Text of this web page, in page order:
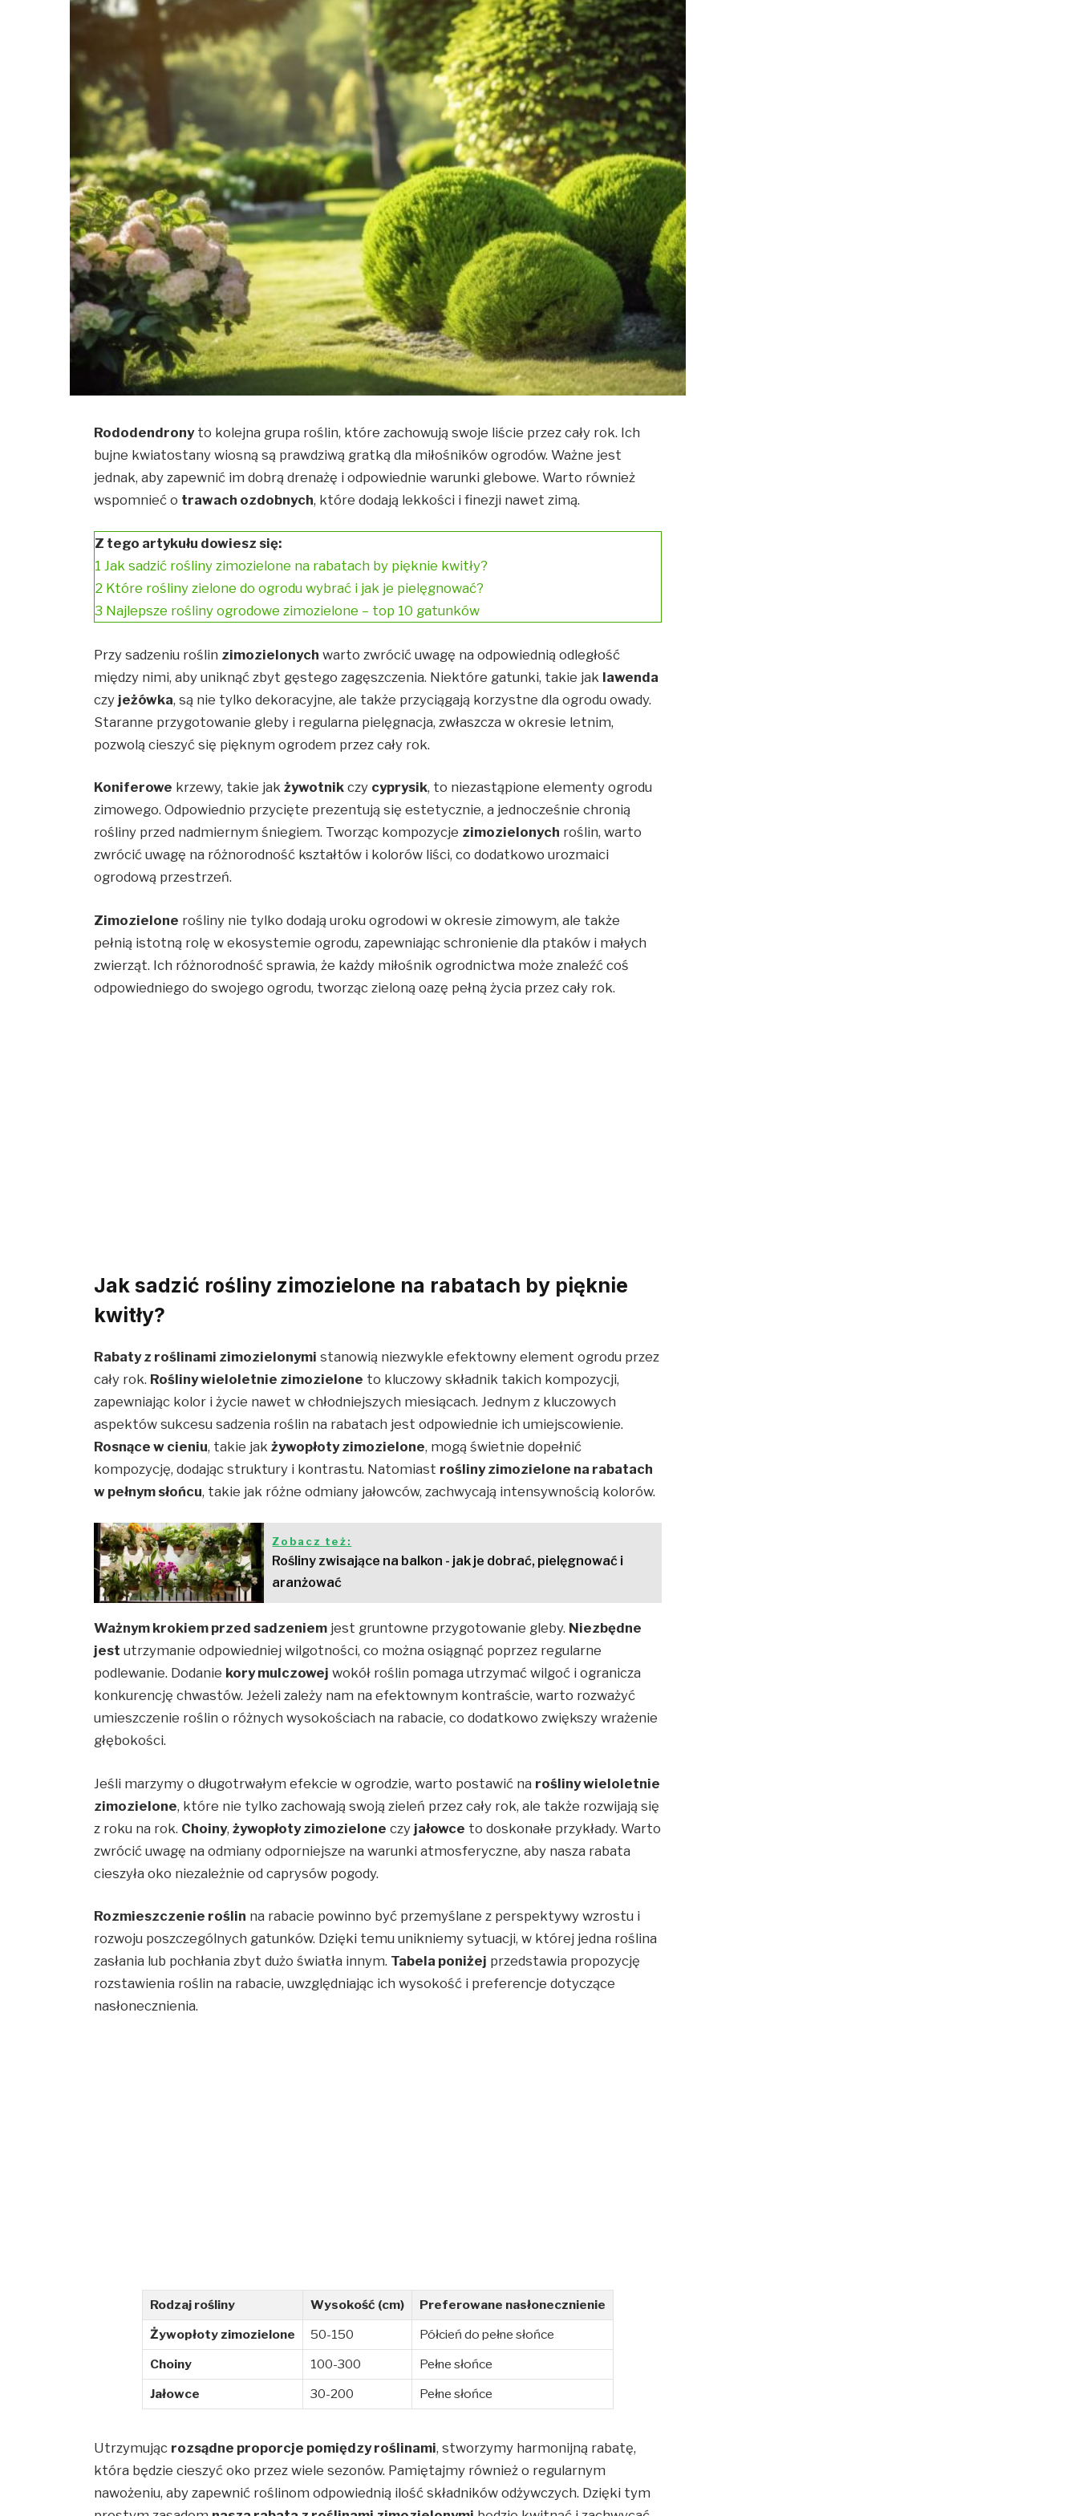
Rododendronyto kolejna grupa roślin, które zachowują swoje liście przez cały rok. Ich
bujne kwiatostany wiosną są prawdziwą gratką dla miłośników ogrodów. Ważne jest
jednak, aby zapewnić im dobrą drenażę i odpowiednie warunki glebowe. Warto również
wspomnieć o trawach ozdobnych, które dodają lekkości i finezji nawet zimą.
Z tego artykułu dowiesz się:
1 Jak sadzić rośliny zimozielone na rabatach by pięknie kwitły?
2 Które rośliny zielone do ogrodu wybrać i jak je pielęgnować?
3 Najlepsze rośliny ogrodowe zimozielone – top 10 gatunków
Przy sadzeniu roślin zimozielonych warto zwrócić uwagę na odpowiednią odległość
między nimi, aby uniknąć zbyt gęstego zagęszczenia. Niektóre gatunki, takie jak lawenda
czy jeżówka, są nie tylko dekoracyjne, ale także przyciągają korzystne dla ogrodu owady.
Staranne przygotowanie gleby i regularna pielęgnacja, zwłaszcza w okresie letnim,
pozwolą cieszyć się pięknym ogrodem przez cały rok.
Koniferowe krzewy, takie jakżywotnik czy cyprysik, to niezastąpione elementy ogrodu
zimowego. Odpowiednio przycięte prezentują się estetycznie, a jednocześnie chronią
rośliny przed nadmiernym śniegiem. Tworząc kompozycje zimozielonych roślin, warto
zwrócić uwagę na różnorodność kształtów i kolorów liści, co dodatkowo urozmaici
ogrodową przestrzeń.
Zimozielone rośliny nie tylko dodają uroku ogrodowi w okresie zimowym, ale także
pełnią istotną rolę w ekosystemie ogrodu, zapewniając schronienie dla ptaków i małych
zwierząt. Ich różnorodność sprawia, że każdy miłośnik ogrodnictwa może znaleźć coś
odpowiedniego do swojego ogrodu, tworząc zieloną oazę pełną życia przez cały rok.
Jak sadzić rośliny zimozielone na rabatach by pięknie
kwitły?
Rabaty z roślinami zimozielonymi stanowią niezwykle efektowny element ogrodu przez
cały rok. Rośliny wieloletnie zimozielone to kluczowy składnik takich kompozycji,
zapewniając kolor i życie nawet w chłodniejszych miesiącach. Jednym z kluczowych
aspektów sukcesu sadzenia roślin na rabatach jest odpowiednie ich umiejscowienie.
Rosnące w cieniu, takie jakżywopłoty zimozielone, mogą świetnie dopełnić
kompozycję, dodając struktury i kontrastu. Natomiast rośliny zimozielone na rabatach
w pełnym słońcu, takie jak różne odmiany jałowców, zachwycają intensywnością kolorów.
Zobacz też:
Rośliny zwisające na balkon - jak je dobrać, pielęgnować i
aranżować
Ważnym krokiem przed sadzeniem jest gruntowne przygotowanie gleby. Niezbędne
jest utrzymanie odpowiedniej wilgotności, co można osiągnąć poprzez regularne
podlewanie. Dodanie kory mulczowej wokół roślin pomaga utrzymać wilgoć i ogranicza
konkurencję chwastów. Jeżeli zależy nam na efektownym kontraście, warto rozważyć
umieszczenie roślin o różnych wysokościach na rabacie, co dodatkowo zwiększy wrażenie
głębokości.
Jeśli marzymy o długotrwałym efekcie w ogrodzie, warto postawić na rośliny wieloletnie
zimozielone, które nie tylko zachowają swoją zieleń przez cały rok, ale także rozwijają się
z roku na rok. Choiny,żywopłoty zimozielone czy jałowce to doskonałe przykłady. Warto
zwrócić uwagę na odmiany odporniejsze na warunki atmosferyczne, aby nasza rabata
cieszyła oko niezależnie od caprysów pogody.
Rozmieszczenie roślin na rabacie powinno być przemyślane z perspektywy wzrostu i
rozwoju poszczególnych gatunków. Dzięki temu unikniemy sytuacji, w której jedna roślina
zasłania lub pochłania zbyt dużo światła innym. Tabela poniżej przedstawia propozycję
rozstawienia roślin na rabacie, uwzględniając ich wysokość i preferencje dotyczące
nasłonecznienia.
Rodzaj rośliny Wysokość (cm)
Preferowane nasłonecznienie
Żywopłoty zimozielone
50-150
Półcień do pełne słońce
Choiny
100-300
Pełne słońce
Jałowce
30-200 Pełne słońce
Utrzymując rozsądne proporcje pomiędzy roślinami, stworzymy harmonijną rabatę,
która będzie cieszyć oko przez wiele sezonów. Pamiętajmy również o regularnym
nawożeniu, aby zapewnić roślinom odpowiednią ilość składników odżywczych. Dzięki tym